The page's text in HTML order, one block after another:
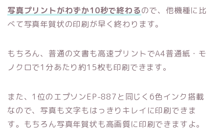
写真プリントがわずか10秒で終わるので、他機種に比
べて写真年賀状の印刷が早く終わります。
もちろん、普通の文書も高速プリントでA4普通紙・モ
ノクロで1分あたり約15枚も印刷できます。
また、1位のエプソンEP-887と同じく6色インク搭載
なので、写真も文字もはっきりキレイに印刷できま
す。もちろん写真年賀状も高画質に印刷できますよ。